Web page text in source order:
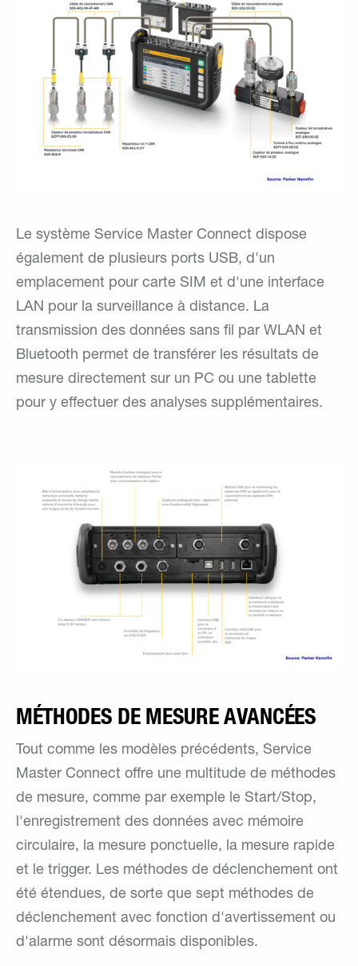
Le système Service Master Connect dispose
également de plusieurs ports USB, d'un
emplacement pour carte SIM et d'une interface
LAN pour la surveillance à distance. La
transmission des données sans fil par WLAN et
Bluetooth permet de transférer les résultats de
mesure directement sur un PC ou une tablette
pour y effectuer des analyses supplémentaires.
MÉTHODES DE MESURE AVANCÉES
Tout comme les modèles précédents, Service
Master Connect offre une multitude de méthodes
de mesure, comme par exemple le Start/Stop,
l'enregistrement des données avec mémoire
circulaire, la mesure ponctuelle, la mesure rapide
et le trigger. Les méthodes de déclenchement ont
été étendues, de sorte que sept méthodes de
déclenchement avec fonction d'avertissement ou
d'alarme sont désormais disponibles.